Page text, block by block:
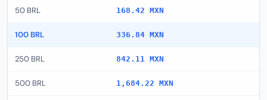
50 BRL 168.42 MXN
100 BRL 336.84 MXN
250 BRL 842.11 MXN
500 BRL 1,684.22 MXN